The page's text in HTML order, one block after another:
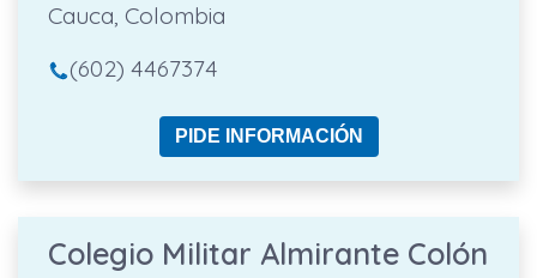
Cauca, Colombia
(602) 4467374
PIDE INFORMACIÓN
Colegio Militar Almirante Colón